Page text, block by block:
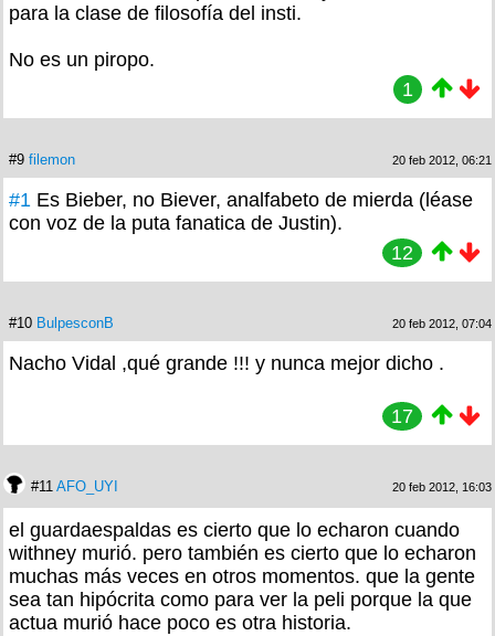
para la clase de filosofía del insti.
No es un piropo.
1
#9 filemon 20 feb 2012, 06:21
#1 Es Bieber, no Biever, analfabeto de mierda (léase
con voz de la puta fanatica de Justin).
12
#10 BulpesconB 20 feb 2012, 07:04
Nacho Vidal ,qué grande !!! y nunca mejor dicho .
17
#11 AFO_UYI 20 feb 2012, 16:03
el guardaespaldas es cierto que lo echaron cuando
withney murió. pero también es cierto que lo echaron
muchas más veces en otros momentos. que la gente
sea tan hipócrita como para ver la peli porque la que
actua murió hace poco es otra historia.